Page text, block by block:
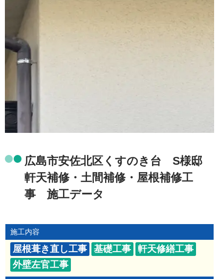
広島市安佐北区くすのき台 S様邸
軒天補修・土間補修・屋根補修工
事 施工データ
施工内容
屋根葺き直し工事 基礎工事
軒天修繕工事
外壁左官工事